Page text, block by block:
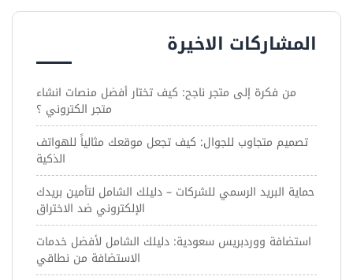
المشاركات الاخيرة
من فكرة إلى متجر ناجح: كيف تختار أفضل منصات انشاء
متجر الكتروني ؟
تصميم متجاوب للجوال: كيف تجعل موقعك مثالياً للهواتف
الذكية
حماية البريد الرسمي للشركات – دليلك الشامل لتأمين بريدك
الإلكتروني ضد الاختراق
استضافة ووردبريس سعودية: دليلك الشامل لأفضل خدمات
الاستضافة من نطاقي